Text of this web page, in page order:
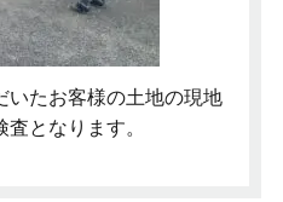
いたお客様の土地の現地
となります。